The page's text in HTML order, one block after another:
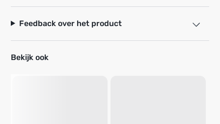
Feedback over het product
Bekijk ook